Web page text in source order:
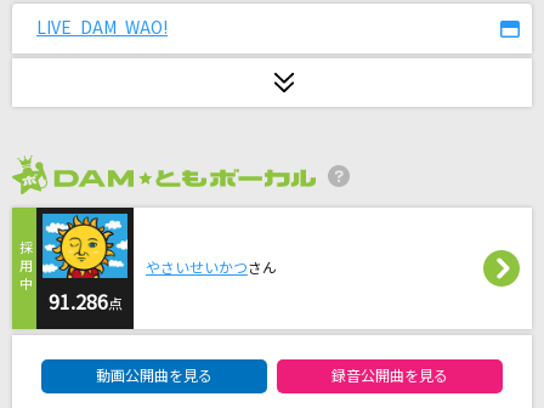
[生音]Be...
小さな恋のうた
米津玄師
白いマフラー
睡蓮花
LIVE DAM WAO!
91.286点
やさいせいかつさん
動画公開曲を見る 録音公開曲を見る